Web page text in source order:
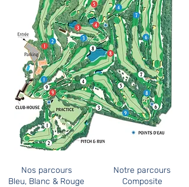
Nos parcours
Bleu, Blanc & Rouge
Notre parcours
Composite